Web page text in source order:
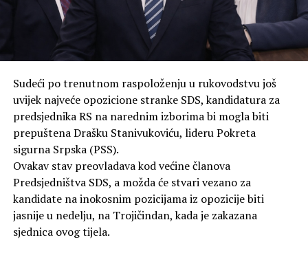
Sudeći po trenutnom raspoloženju u rukovodstvu još
uvijek najveće opozicione stranke SDS, kandidatura za
predsjednika RS na narednim izborima bi mogla biti
prepuštena Drašku Stanivukoviću, lideru Pokreta
sigurna Srpska (PSS).
Ovakav stav preovladava kod većine članova
Predsjedništva SDS, a možda će stvari vezano za
kandidate na inokosnim pozicijama iz opozicije biti
jasnije u nedelju, na Trojičindan, kada je zakazana
sjednica ovog tijela.